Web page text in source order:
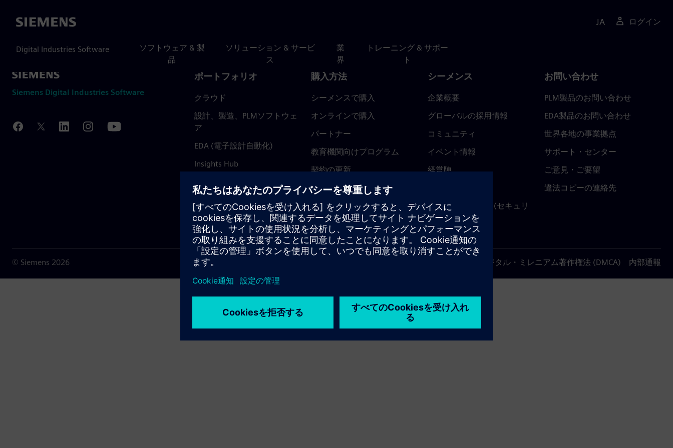
Siemens
Digital Industries Software
ソフトウェア & 製
品
ソリューション & サービ
ス
業
界
トレーニング & サポー
ト
JA ログイン
Siemens Digital Industries Software
ポートフォリオ
クラウド
設計、製造、PLMソフトウェ
ア
EDA (電子設計自動化)
Insights Hub
購入方法
シーメンスで購入
オンラインで購入
パートナー
教育機関向けプログラム
契約の更新
返金ポリシー
シーメンス
企業概要
グローバルの採用情報
コミュニティ
イベント情報
経営陣
トラストセンター (セキュリ
ティ関連情報)
お問い合わせ
PLM製品のお問い合わせ
EDA製品のお問い合わせ
世界各地の事業拠点
サポート・センター
ご意見・ご要望
違法コピーの連絡先
© Siemens 2026 デジタル・ミレニアム著作権法 (DMCA) 内部通報